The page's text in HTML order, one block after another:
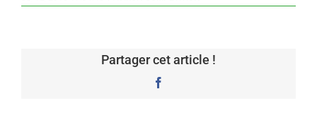
Partager cet article !